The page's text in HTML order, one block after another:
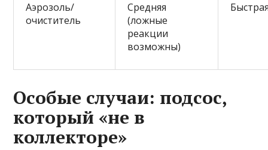
Аэрозоль/
очиститель
Средняя
(ложные
реакции
возможны)
Особые случаи: подсос,
который «не в
коллекторе»